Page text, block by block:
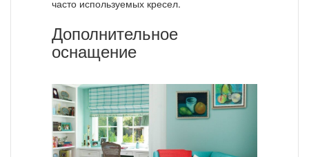
часто используемых кресел.
Дополнительное
оснащение